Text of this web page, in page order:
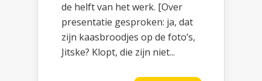
de helft van het werk. [Over
presentatie gesproken: ja, dat
zijn kaasbroodjes op de foto’s,
Jitske? Klopt, die zijn niet...